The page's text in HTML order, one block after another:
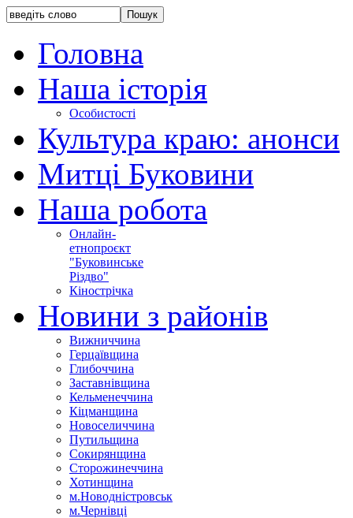
Головна
Наша історія
Особистості
Культура краю: анонси
Митці Буковини
Наша робота
Онлайн-
етнопроєкт
"Буковинське
Різдво"
Кінострічка
Новини з районів
Вижниччина
Герцаївщина
Глибоччина
Заставнівщина
Кельменеччина
Кіцманщина
Новоселиччина
Путильщина
Сокирянщина
Сторожинеччина
Хотинщина
м.Новодністровськ
м.Чернівці